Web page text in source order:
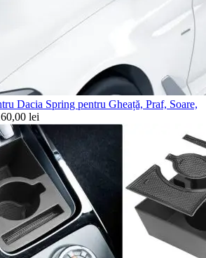
Dacia Spring pentru Gheață, Praf, Soare,
lei